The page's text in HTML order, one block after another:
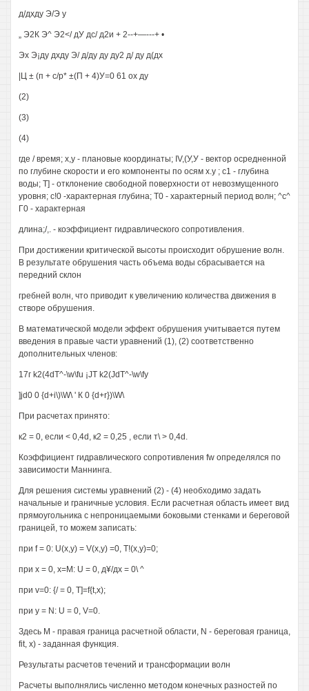
д/дхду Э/Э у
„ Э2К Э^ Э2</ дУ дс/ д2и + 2--+—---+ •
Эх Э¡ду дхду Э/ д/ду ду ду2 д/ ду д(дх
|Ц ± (п + с/р* ±(П + 4)У=0 61 ох ду
(2)
(3)
(4)
где / время; х,у - плановые координаты; IV,(У,У - вектор осредненной
по глубине скорости и его компоненты по осям х.у ; с1 - глубина
воды; Т] - отклонение свободной поверхности от невозмущенного
уровня; с!0 -характерная глубина; Т0 - характерный период волн; ^с^
Г0 - характерная
длина;/,. - коэффициент гидравлического сопротивления.
При достижении критической высоты происходит обрушение волн.
В результате обрушения часть объема воды сбрасывается на
передний склон
гребней волн, что приводит к увеличению количества движения в
створе обрушения.
В математической модели эффект обрушения учитывается путем
введения в правые части уравнений (1), (2) соответственно
дополнительных членов:
17г k2(4dT^-\w\fu ¡JT k2(JdT^-\w\fy
]jd0 0 {d+i\)\W\ ' К 0 {d+r})\W\
При расчетах принято:
к2 = 0, если < 0,4d, к2 = 0,25 , если т\ > 0,4d.
Коэффициент гидравлического сопротивления fw определялся по
зависимости Маннинга.
Для решения системы уравнений (2) - (4) необходимо задать
начальные и граничные условия. Если расчетная область имеет вид
прямоугольника с непроницаемыми боковыми стенками и береговой
границей, то можем записать:
при f = 0: U(x,y) = V(x,y) =0, Т!(х,у)=0;
при х = 0, х=М: U = 0, д¥/дх = 0\ ^
при v=0: {/ = 0, T]=f{t,x);
при y = N: U = 0, V=0.
Здесь М - правая граница расчетной области, N - береговая граница,
fit, х) - заданная функция.
Результаты расчетов течений и трансформации волн
Расчеты выполнялись численно методом конечных разностей по